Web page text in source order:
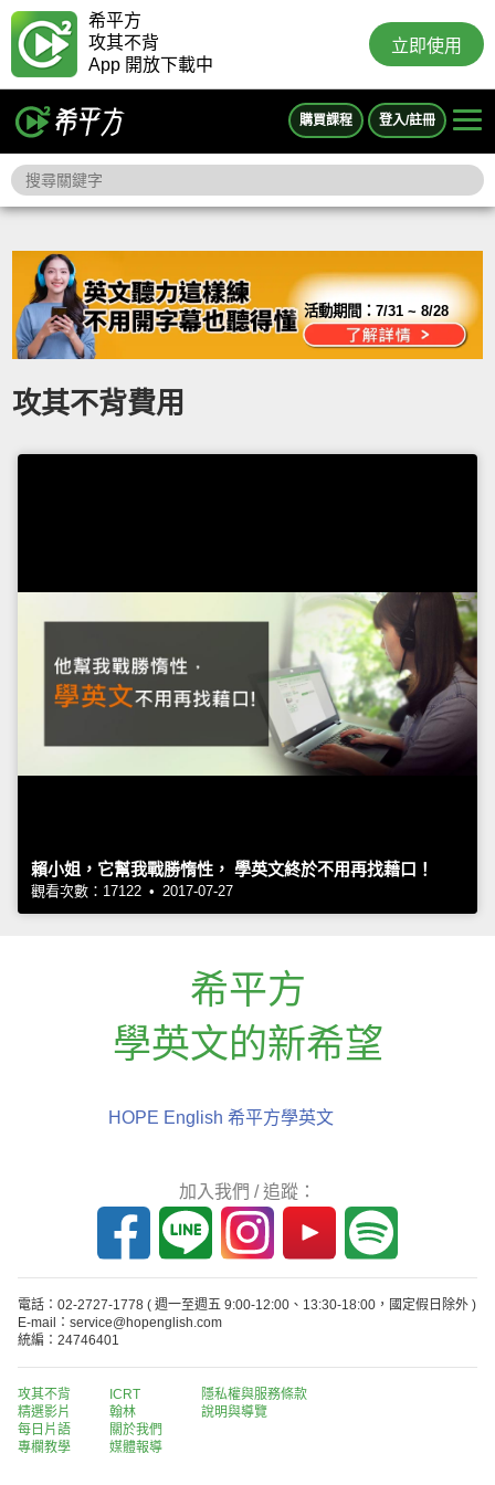
希平方
攻其不背
App 開放下載中
立即使用
購買課程 登入/註冊
活動期間：7/31 ~ 8/28
攻其不背費用
賴小姐，它幫我戰勝惰性， 學英文終於不用再找藉口！
觀看次數：17122 • 2017-07-27
希平方
學英文的新希望
HOPE English 希平方學英文
加入我們 / 追蹤：
電話：02-2727-1778 ( 週一至週五 9:00-12:00、13:30-18:00，國定假日除外 )
E-mail：service@hopenglish.com
統編：24746401
攻其不背
精選影片
每日片語
專欄教學
ICRT
翰林
關於我們
媒體報導
隱私權與服務條款
說明與導覽